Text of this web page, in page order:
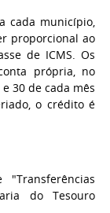
cada município,
proporcional ao
de ICMS. Os
própria, no
30 de cada mês
o crédito é
do Tesouro